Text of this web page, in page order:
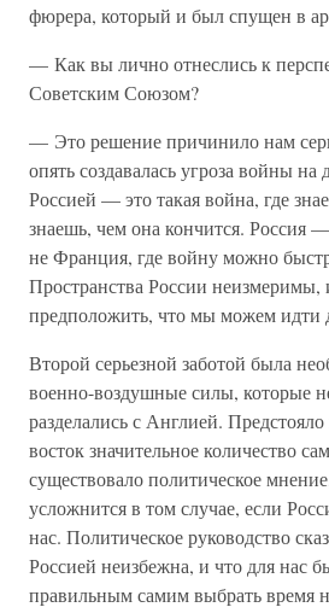
фюрера, который и был спущен в
— Как вы лично отнеслись к
Советским Союзом?
— Это решение причинило нам
опять создавалась угроза войны
Россией — это такая война, где
знаешь, чем она кончится. Россия
не Франция, где войну можно
Пространства России неизмеримы,
предположить, что мы можем идти
Второй серьезной заботой была
военно-воздушные силы, которые
разделались с Англией.
восток значительное количество
существовало политическое
усложнится в том случае, если
нас. Политическое руководство
Россией неизбежна, и что для нас
правильным самим выбрать время